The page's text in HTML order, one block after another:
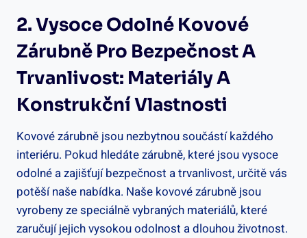
2. Vysoce Odolné Kovové
Zárubně Pro Bezpečnost A
Trvanlivost: Materiály A
Konstrukční Vlastnosti
Kovové zárubně jsou nezbytnou součástí každého
interiéru. Pokud hledáte zárubně, které jsou vysoce
odolné a zajišťují bezpečnost a trvanlivost, určitě vás
potěší naše nabídka. Naše kovové zárubně jsou
vyrobeny ze speciálně vybraných materiálů, které
zaručují jejich vysokou odolnost a dlouhou životnost.